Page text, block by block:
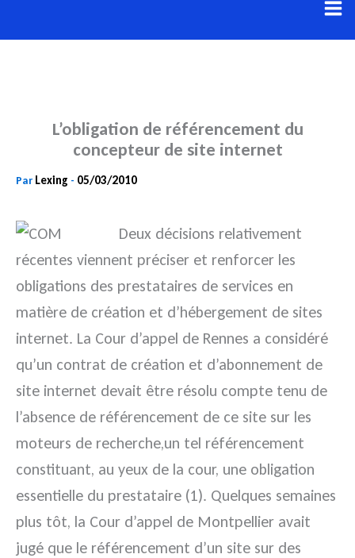
au
L’obligation de référencement du
concepteur de site internet
Par Lexing - 05/03/2010
Deux décisions relativement
récentes viennent préciser et renforcer les
obligations des prestataires de services en
matière de création et d’hébergement de sites
internet. La Cour d’appel de Rennes a considéré
qu’un contrat de création et d’abonnement de
site internet devait être résolu compte tenu de
l’absence de référencement de ce site sur les
moteurs de recherche,un tel référencement
constituant, au yeux de la cour, une obligation
essentielle du prestataire (1). Quelques semaines
plus tôt, la Cour d’appel de Montpellier avait
jugé que le référencement d’un site sur des